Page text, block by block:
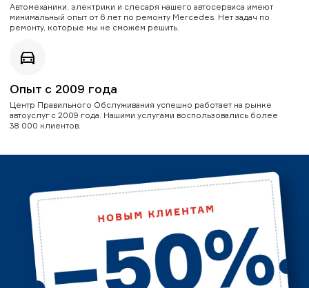
Автомеханики, электрики и слесаря нашего автосервиса имеют
минимальный опыт от 6 лет по ремонту Mercedes. Нет задач по
ремонту, которые мы не сможем решить.
Опыт с 2009 года
Центр Правильного Обслуживания успешно работает на рынке
автоуслуг с 2009 года. Нашими услугами воспользовались более
38 000 клиентов.